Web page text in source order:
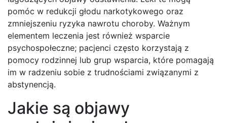
pomóc w redukcji głodu narkotykowego oraz
zmniejszeniu ryzyka nawrotu choroby. Ważnym
elementem leczenia jest również wsparcie
psychospołeczne; pacjenci często korzystają z
pomocy rodzinnej lub grup wsparcia, które pomagają
im w radzeniu sobie z trudnościami związanymi z
abstynencją.
Jakie są objawy